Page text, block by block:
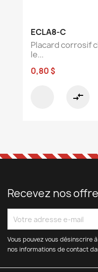
ECLA8-C
Placard corrosif
le...
0,80 $
compare_arrows
Recevez nos
Vous pouvez vous désinscrire
nos informations de contact